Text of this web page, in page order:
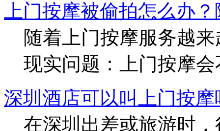
上门按摩被偷拍怎么办
随着上门按摩服务越
现实问题：上门按摩
深圳酒店可以叫上门按
在深圳出差或旅游时